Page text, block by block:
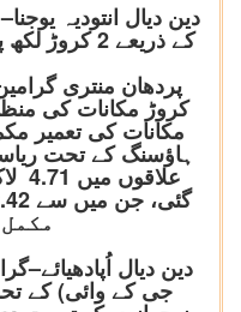
دین دیال انتودیہ
کے ذریعے 2 کروڑ لکھ پتی دیدیوں کو بااختیار بنایا گیا
مکانات کی تعمیر
ہاؤسنگ کے تحت
دین دیال